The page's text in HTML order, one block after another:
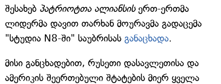
შესახებ პატრიოტთა ალიანსისერთ-ერთმა
ლიდერმა დავით თარხან მოურავმა გადაცემა
"სტუდია N8-ში" საუბრისას განაცხადა.
მისი განცხადებით, რუსეთი დასავლეთისა და
ამერიკის შეერთებული შტატების მიერ ყველა